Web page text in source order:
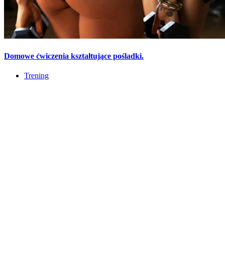
Domowe ćwiczenia kształtujące pośladki.
Trening